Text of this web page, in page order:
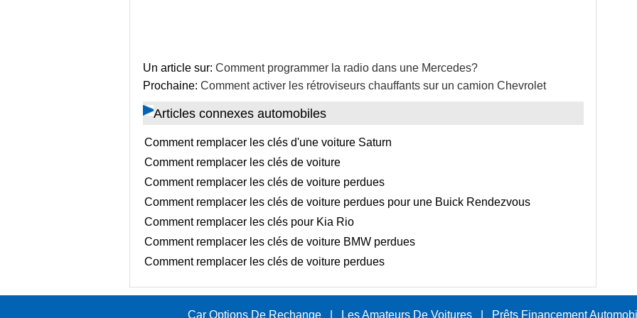
Un article sur: Comment programmer la radio dans une Mercedes?
Prochaine: Comment activer les rétroviseurs chauffants sur un camion Chevrolet
Articles connexes automobiles
Comment remplacer les clés d'une voiture Saturn
Comment remplacer les clés de voiture
Comment remplacer les clés de voiture perdues
Comment remplacer les clés de voiture perdues pour une Buick Rendezvous
Comment remplacer les clés pour Kia Rio
Comment remplacer les clés de voiture BMW perdues
Comment remplacer les clés de voiture perdues
Car Options De Rechange Les Amateurs De Voitures Prêts Financement